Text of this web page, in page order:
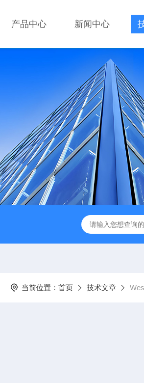
产品中心 新闻中心
大鼠动脉粥样硬化模型 尾静脉注射诱
当前位置： 首页 技术文章